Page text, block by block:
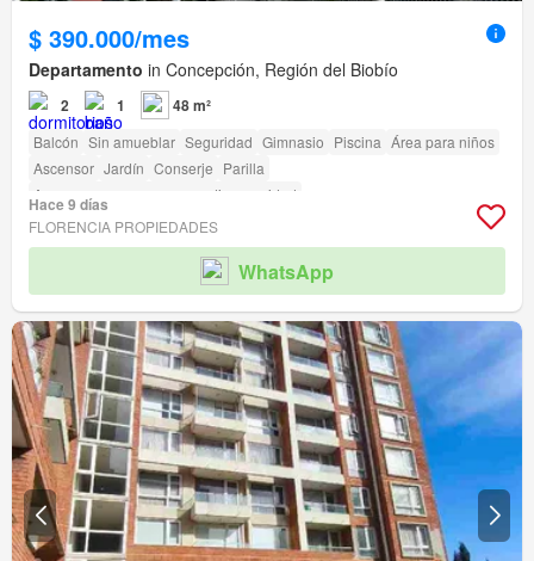
$ 390.000/mes
Departamento in Concepción, Región del Biobío
2 1 48 m²
Balcón Sin amueblar Seguridad Gimnasio Piscina Área para niños
Ascensor Jardín Conserje Parilla
Acceso para personas con discapacidad
Hace 9 días
FLORENCIA PROPIEDADES
WhatsApp